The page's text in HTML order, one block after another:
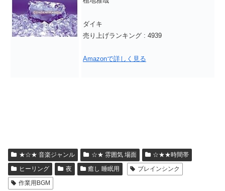
ダイキ
売り上げランキング : 4939
Amazonで詳しく見る
★☆★ 音楽ジャンル ☆★ 雰囲気 場面
☆★★時間帯
ヒーリング
夜 癒し 睡眠用
ブレインシンク
作業用BGM